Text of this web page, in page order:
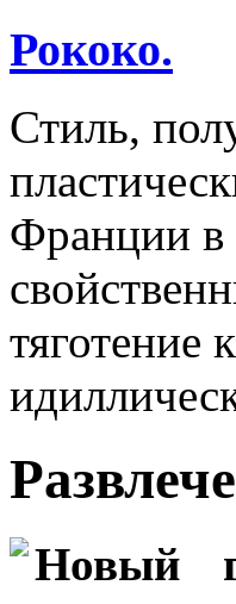
Рококо.
Стиль,
Франции в
тяготение
Новый